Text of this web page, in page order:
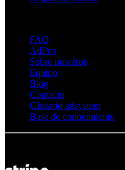
FAQ
AdPro
Sobre nosotros
Equipo
Blog
Contacto
Glosario adsystem
Base de conocimiento